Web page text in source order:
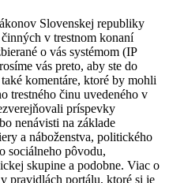
Slovenskej republiky
v trestnom konaní
o vás systémom (IP
vás preto, aby ste do
komentáre, ktoré by mohli
trestného činu uvedeného v
príspevky
nenávisti na základe
a náboženstva, politického
sociálneho pôvodu,
skupine a podobne. Viac o
pravidlách portálu, ktoré si je